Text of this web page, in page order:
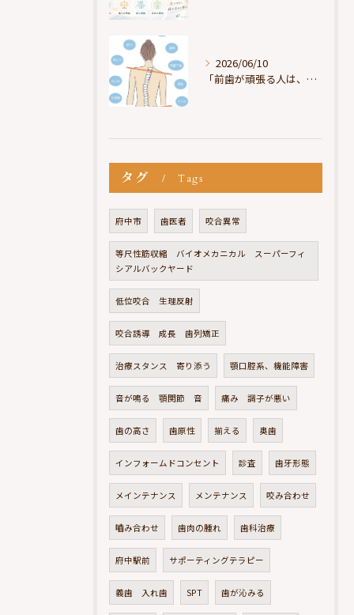
2026/06/10
「前歯が頑張る人は、だいたい疲れている」
タグ Tags
府中市 歯医者 咬合異常
等尺性筋収縮 バイオメカニカル スーパーフィ
シアルバックヤード
低位咬合 生理反射
咬合誘導 成長 歯列矯正
治療スタンス 寄り添う 顎口腔系、機能障害
音が鳴る 顎関節 音 痛み 調子が悪い
歯の高さ 歯原性 揃える 奥歯
インフォームドコンセント 診査 歯牙形態
メインテナンス メンテナンス 咬み合わせ
嚙み合わせ 歯肉の腫れ 歯科治療
府中駅前 サポーティングテラピー
義歯 入れ歯 SPT 歯が沁みる